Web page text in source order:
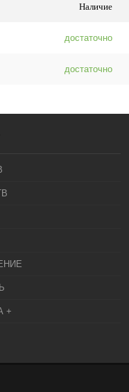
Наличие
достаточно
достаточно
+